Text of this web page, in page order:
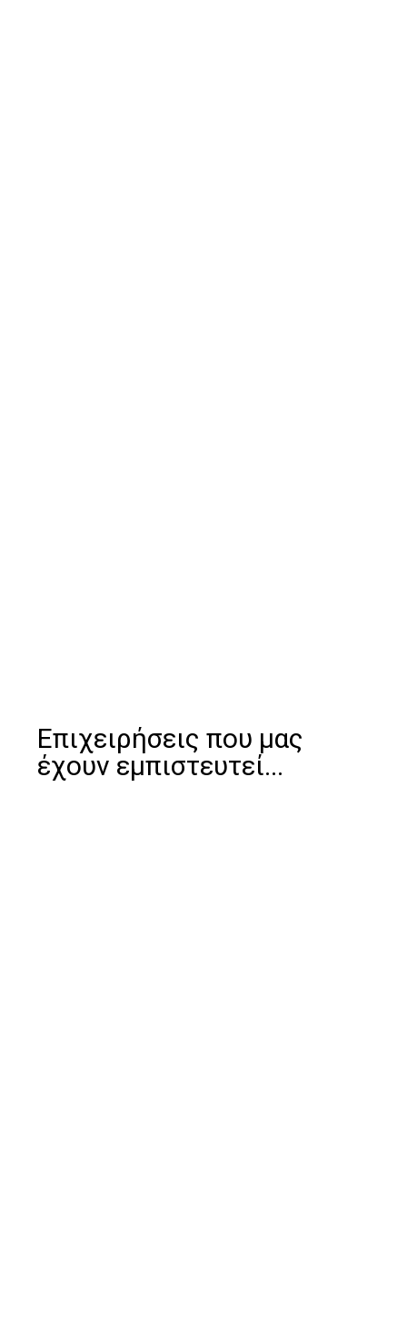
Επιχειρήσεις που μας
έχουν εμπιστευτεί...